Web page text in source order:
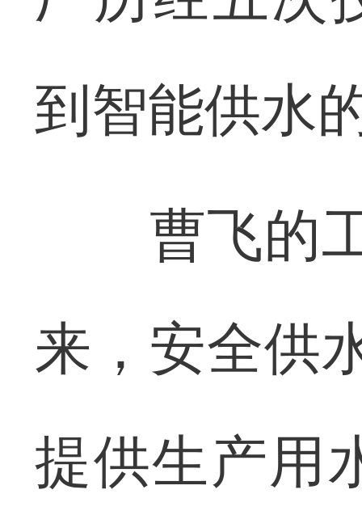
到智能供水
曹飞的工
来，安全供
提供生产用